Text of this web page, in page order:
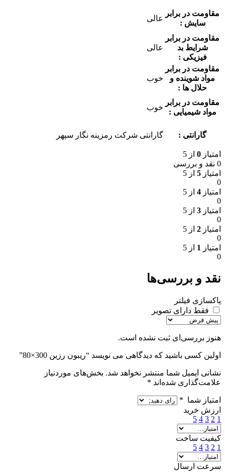
مقاومت در برابر
سایش :
عالی
مقاومت در برابر
شرایط بد
فیزیکی :
عالی
مقاومت در برابر
مواد شوینده و
حلال ها :
خوب
مقاومت در برابر
مواد شیمیایی :
خوب
گارانتی : گارانتی شرکت رمزینه نگار سپهر
امتیاز 0 از 5
0 نقد و بررسی
امتیاز 5 از 5
0
امتیاز 4 از 5
0
امتیاز 3 از 5
0
امتیاز 2 از 5
0
امتیاز 1 از 5
0
نقد و بررسی‌ها
پاکسازی فیلتر
فقط دارای تصویر
هنوز بررسی‌ای ثبت نشده است.
اولین کسی باشید که دیدگاهی می نویسد “ریبون رزین 300×80”
نشانی ایمیل شما منتشر نخواهد شد. بخش‌های موردنیاز
علامت‌گذاری شده‌اند *
امتیاز شما *
ارزش خرید
1
2
3
4
5
کیفیت ساخت
1
2
3
4
5
سرعت ارسال